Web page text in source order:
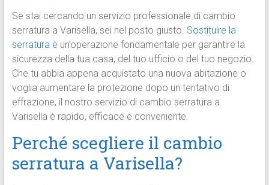
Se stai cercando un servizio professionale di cambio
serratura a Varisella, sei nel posto giusto. Sostituire la
serraturaè un’operazione fondamentale per garantire la
sicurezza della tua casa, del tuo ufficio o del tuo negozio.
Che tu abbia appena acquistato una nuova abitazione o
voglia aumentare la protezione dopo un tentativo di
effrazione, il nostro servizio di cambio serratura a
Varisella è rapido, efficace e conveniente.
Perché scegliere il cambio
serratura a Varisella?